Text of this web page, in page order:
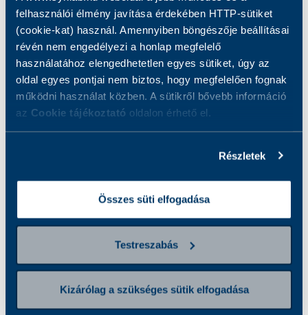
felhasználói élmény javítása érdekében HTTP-sütiket
(cookie-kat) használ. Amennyiben böngészője beállításai
révén nem engedélyezi a honlap megfelelő
használatához elengedhetetlen egyes sütiket, úgy az
oldal egyes pontjai nem biztos, hogy megfelelően fognak
működni használat közben. A sütikről bővebb információ
az Cookie tájékoztató oldalon érhető el.
Részletek
Összes süti elfogadása
Testreszabás
Kizárólag a szükséges sütik elfogadása
BEVÁLTÓHELYEK
Vérvételes vizsgálat
Mintavétel díját tartalmazza
4 éves kortól